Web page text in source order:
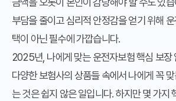
부담을 줄이고 심리적 안정감을 얻기 위해
택이 아닌 필수에 가깝습니다.
2025년, 나에게 맞는 운전자보험 핵심 보장
다양한 보험사의 상품들 속에서 나에게 꼭
는 것은 쉽지 않은 일입니다. 하지만 몇 가지